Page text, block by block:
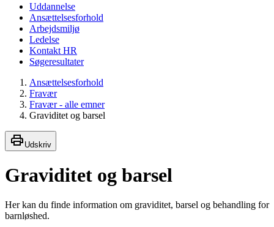
Uddannelse
Ansættelsesforhold
Arbejdsmiljø
Ledelse
Kontakt HR
Søgeresultater
Ansættelsesforhold
Fravær
Fravær - alle emner
Graviditet og barsel
Udskriv
Graviditet og barsel
Her kan du finde information om graviditet, barsel og behandling for
barnløshed.